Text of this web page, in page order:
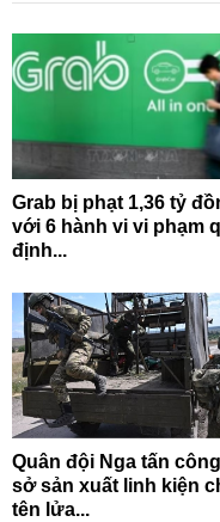
Grab bị phạt 1,36 tỷ
với 6 hành vi vi phạm
định...
Quân đội Nga tấn
sở sản xuất linh kiện
tên lửa...